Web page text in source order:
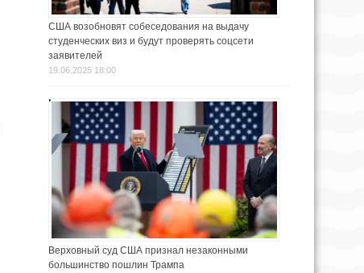
США возобновят собеседования на выдачу
студенческих виз и будут проверять соцсети
заявителей
19.06.2025 18:00
Верховный суд США признал незаконными
большинство пошлин Трампа